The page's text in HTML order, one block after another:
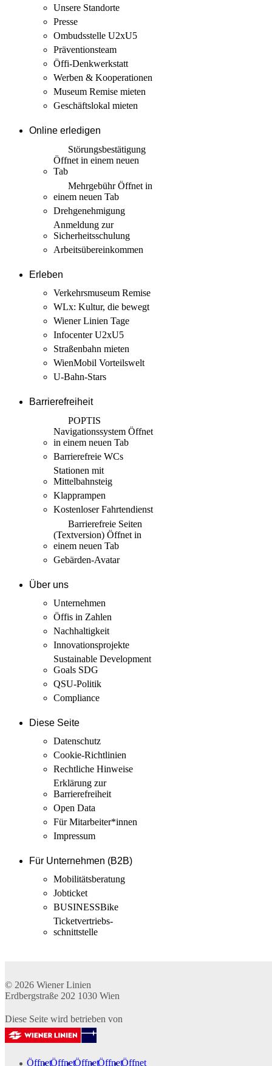
Unsere Standorte
Presse
Ombudsstelle U2xU5
Präventionsteam
Öffi-Denkwerkstatt
Werben & Kooperationen
Museum Remise mieten
Geschäftslokal mieten
Online erledigen
Störungs­bestätigung
Öffnet in einem neuen
Tab
MehrgebührÖffnet in
einem neuen Tab
Drehgenehmigung
Anmeldung zur
Sicherheits­schulung
Arbeits­übereinkommen
Erleben
Verkehrsmuseum Remise
WLx: Kultur, die bewegt
Wiener Linien Tage
Infocenter U2xU5
Straßenbahn mieten
WienMobil Vorteilswelt
U-Bahn-Stars
Barrierefreiheit
POPTIS
Navigationssystem Öffnet
in einem neuen Tab
Barrierefreie WCs
Stationen mit
Mittelbahnsteig
Klapprampen
Kostenloser Fahrtendienst
Barrierefreie Seiten
(Textversion) Öffnet in
einem neuen Tab
Gebärden-Avatar
Über uns
Unternehmen
Öffis in Zahlen
Nachhaltigkeit
Innovations­projekte
Sustainable Development
Goals SDG
QSU-Politik
Compliance
Diese Seite
Datenschutz
Cookie-Richtlinien
Rechtliche Hinweise
Erklärung zur
Barrierefreiheit
Open Data
Für Mitarbeiter­*innen
Impressum
Für Unternehmen (B2B)
Mobilitäts­beratung
Jobticket
BUSINESSBike
Ticketvertriebs­
schnittstelle
© 2026 Wiener Linien
Erdbergstraße 202 1030 Wien
Diese Seite wird betrieben von
ÖffnetÖffnetÖffnetÖffnetÖffnet